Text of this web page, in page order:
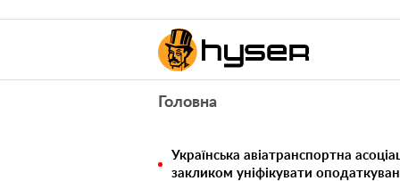
Головна
Українська авіатранспортна
закликом уніфікувати